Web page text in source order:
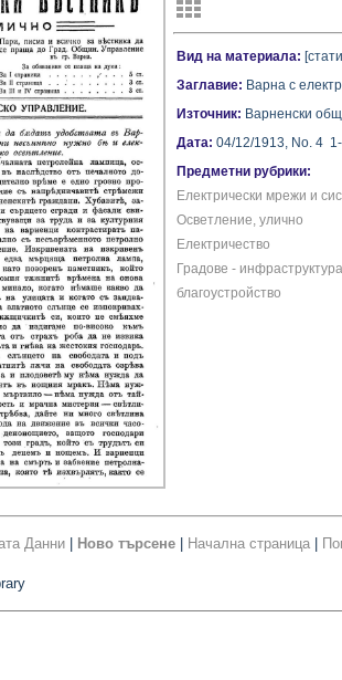
Вид на материала:
Заглавие: Варна с
Източник: Варненски
Дата: 04/12/1913, No. 4
Предметни рубрики:
Електрически мрежи и
Осветление, улично
Електричество
Градове -
благоустройство
Данни Ново търсене Начална страница